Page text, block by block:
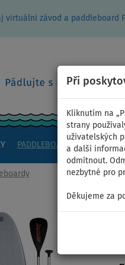
závod a paddleboard
Při
Kliknutím na
strany
uživatelských
a další
odmítnout.
nezbytné pro
Děkujeme za
PADDLEBOARDY KAJAKY